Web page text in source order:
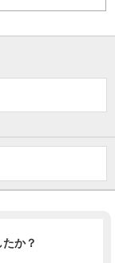
か？